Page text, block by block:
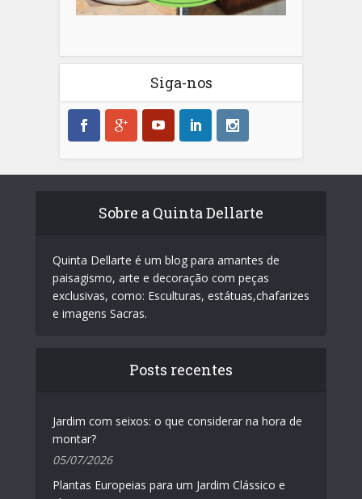
Siga-nos
Sobre a Quinta Dellarte
Quinta Dellarte é um blog para amantes de
paisagismo, arte e decoração com peças
exclusivas, como: Esculturas, estátuas,chafarizes
e imagens Sacras.
Posts recentes
Jardim com seixos: o que considerar na hora de
montar?
05/07/2026
Plantas Europeias para um Jardim Clássico e